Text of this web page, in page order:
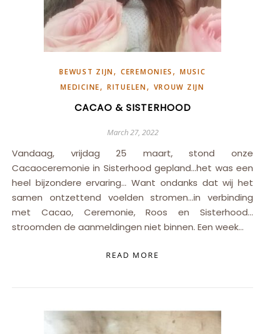
BEWUST ZIJN,CEREMONIES ,MUSIC
MEDICINE, RITUELEN, VROUW ZIJN
CACAO & SISTERHOOD
March 27, 2022
Vandaag, vrijdag 25 maart, stond onze
Cacaoceremonie in Sisterhood gepland…het was een
heel bijzondere ervaring… Want ondanks dat wij het
samen ontzettend voelden stromen…in verbinding
met Cacao, Ceremonie, Roos en Sisterhood…
stroomden de aanmeldingen niet binnen. Een week…
READ MORE